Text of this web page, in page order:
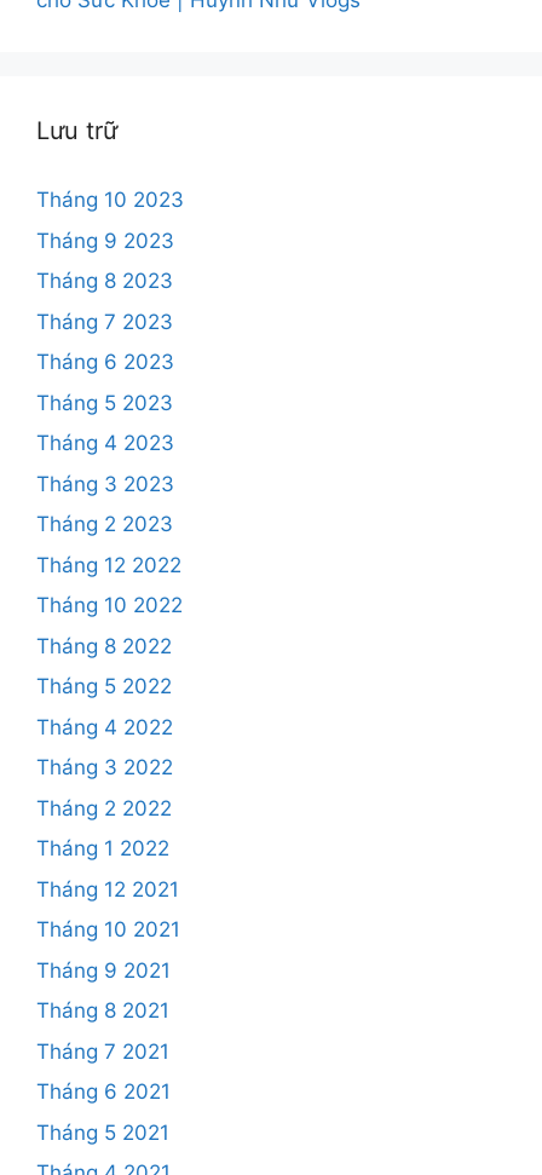
Lưu trữ
Tháng 10 2023
Tháng 9 2023
Tháng 8 2023
Tháng 7 2023
Tháng 6 2023
Tháng 5 2023
Tháng 4 2023
Tháng 3 2023
Tháng 2 2023
Tháng 12 2022
Tháng 10 2022
Tháng 8 2022
Tháng 5 2022
Tháng 4 2022
Tháng 3 2022
Tháng 2 2022
Tháng 1 2022
Tháng 12 2021
Tháng 10 2021
Tháng 9 2021
Tháng 8 2021
Tháng 7 2021
Tháng 6 2021
Tháng 5 2021